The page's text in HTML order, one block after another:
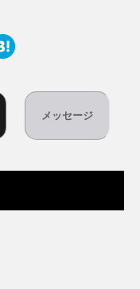
メッセージ